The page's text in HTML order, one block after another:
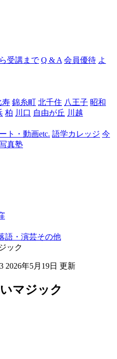
ャ
窪
受講まで Q & A 会員優待 よ
寿 錦糸町 北千住 八王子 昭和
柏 川口 自由が丘 川越
ト・動画etc. 語学カレッジ 今
真塾
語・演芸その他
ック
2026年5月19日 更新
マジック